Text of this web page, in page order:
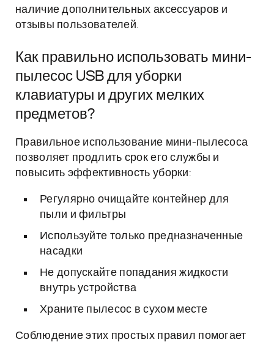
наличие дополнительных аксессуаров и
отзывы пользователей.
Как правильно использовать мини-
пылесос USB для уборки
клавиатуры и других мелких
предметов?
Правильное использование мини-пылесоса
позволяет продлить срок его службы и
повысить эффективность уборки:
Регулярно очищайте контейнер для
пыли и фильтры
Используйте только предназначенные
насадки
Не допускайте попадания жидкости
внутрь устройства
Храните пылесос в сухом месте
Соблюдение этих простых правил помогает